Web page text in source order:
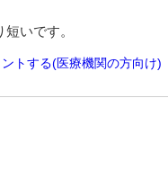
いです。
トする(医療機関の方向け)